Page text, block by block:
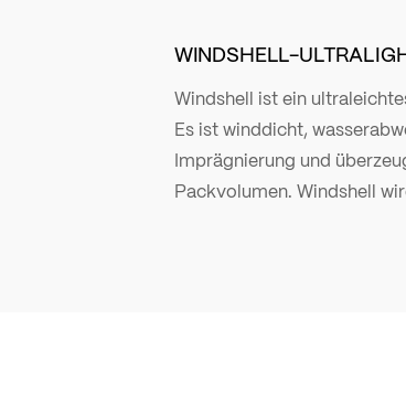
WINDSHELL-
Windshell ist ein
Es ist winddicht,
Imprägnierung und
Packvolumen. Windshell